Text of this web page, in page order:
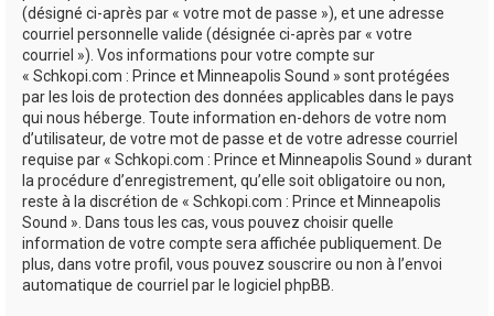
(désigné ci-après par « votre mot de passe »), et une adresse
courriel personnelle valide (désignée ci-après par « votre
courriel »). Vos informations pour votre compte sur
« Schkopi.com : Prince et Minneapolis Sound » sont protégées
par les lois de protection des données applicables dans le pays
qui nous héberge. Toute information en-dehors de votre nom
d’utilisateur, de votre mot de passe et de votre adresse courriel
requise par « Schkopi.com : Prince et Minneapolis Sound » durant
la procédure d’enregistrement, qu’elle soit obligatoire ou non,
reste à la discrétion de « Schkopi.com : Prince et Minneapolis
Sound ». Dans tous les cas, vous pouvez choisir quelle
information de votre compte sera affichée publiquement. De
plus, dans votre profil, vous pouvez souscrire ou non à l’envoi
automatique de courriel par le logiciel phpBB.